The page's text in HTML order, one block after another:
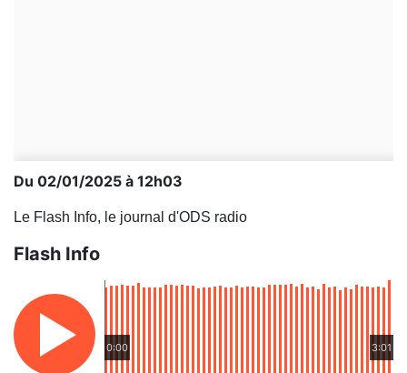
Du 02/01/2025 à 12h03
Le Flash Info, le journal d'ODS radio
Flash Info
0:00 3:01